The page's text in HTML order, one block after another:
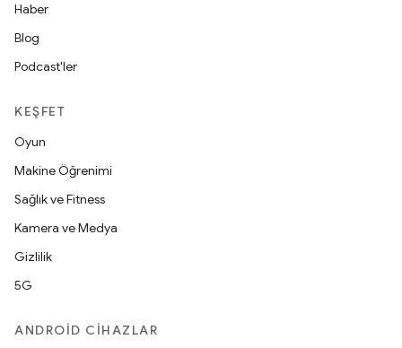
Haber
Blog
Podcast'ler
KEŞFET
Oyun
Makine Öğrenimi
Sağlık ve Fitness
Kamera ve Medya
Gizlilik
5G
ANDROID CIHAZLAR